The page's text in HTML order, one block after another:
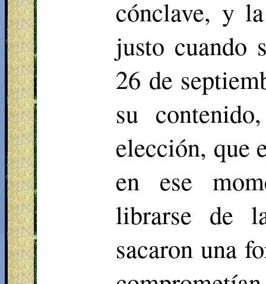
cónclave, y
justo cuando
26 de
su
elección, que
en ese
librarse de
sacaron una